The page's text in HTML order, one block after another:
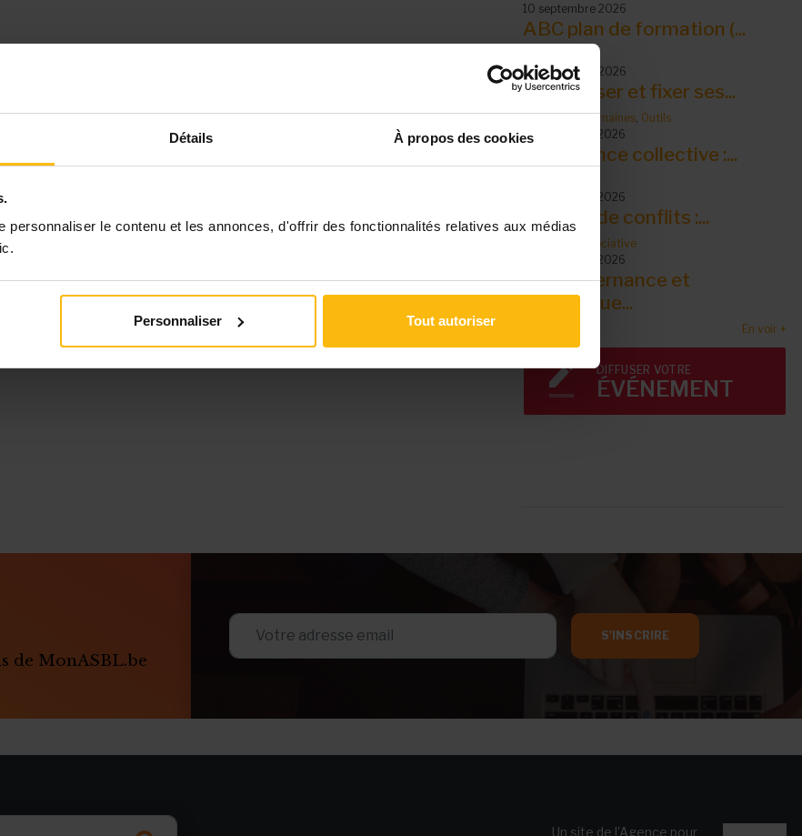
Détails À propos des cookies
personnaliser le contenu et les annonces, d'offrir des fonctionnalités relatives aux médias
Personnaliser Tout autoriser
10 septembre 2026
ABC plan de formation (...
10 septembre 2026
S’organiser et fixer ses...
Ressources humaines Outils
14 septembre 2026
Intelligence collective :...
14 septembre 2026
Gestion de conflits :...
Vie associative
15 septembre 2026
La gouvernance et
dynamique...
En voir +
DIFFUSER VOTRE
ÉVÉNEMENT
de MonASBL.be
S'INSCRIRE
Un site de l’Agence pour